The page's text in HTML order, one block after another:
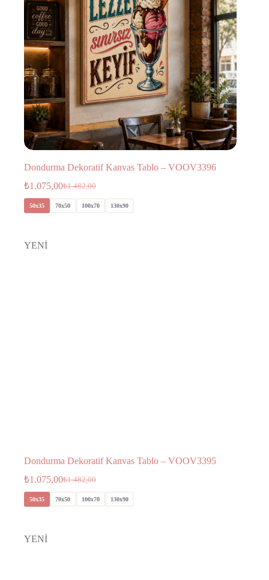
Dondurma Dekoratif Kanvas Tablo – VOOV3396
₺1.482,00
₺1.075,00
50x35 70x50 100x70 130x90
YENİ
Dondurma Dekoratif Kanvas Tablo – VOOV3395
₺1.482,00
₺1.075,00
50x35 70x50 100x70 130x90
YENİ